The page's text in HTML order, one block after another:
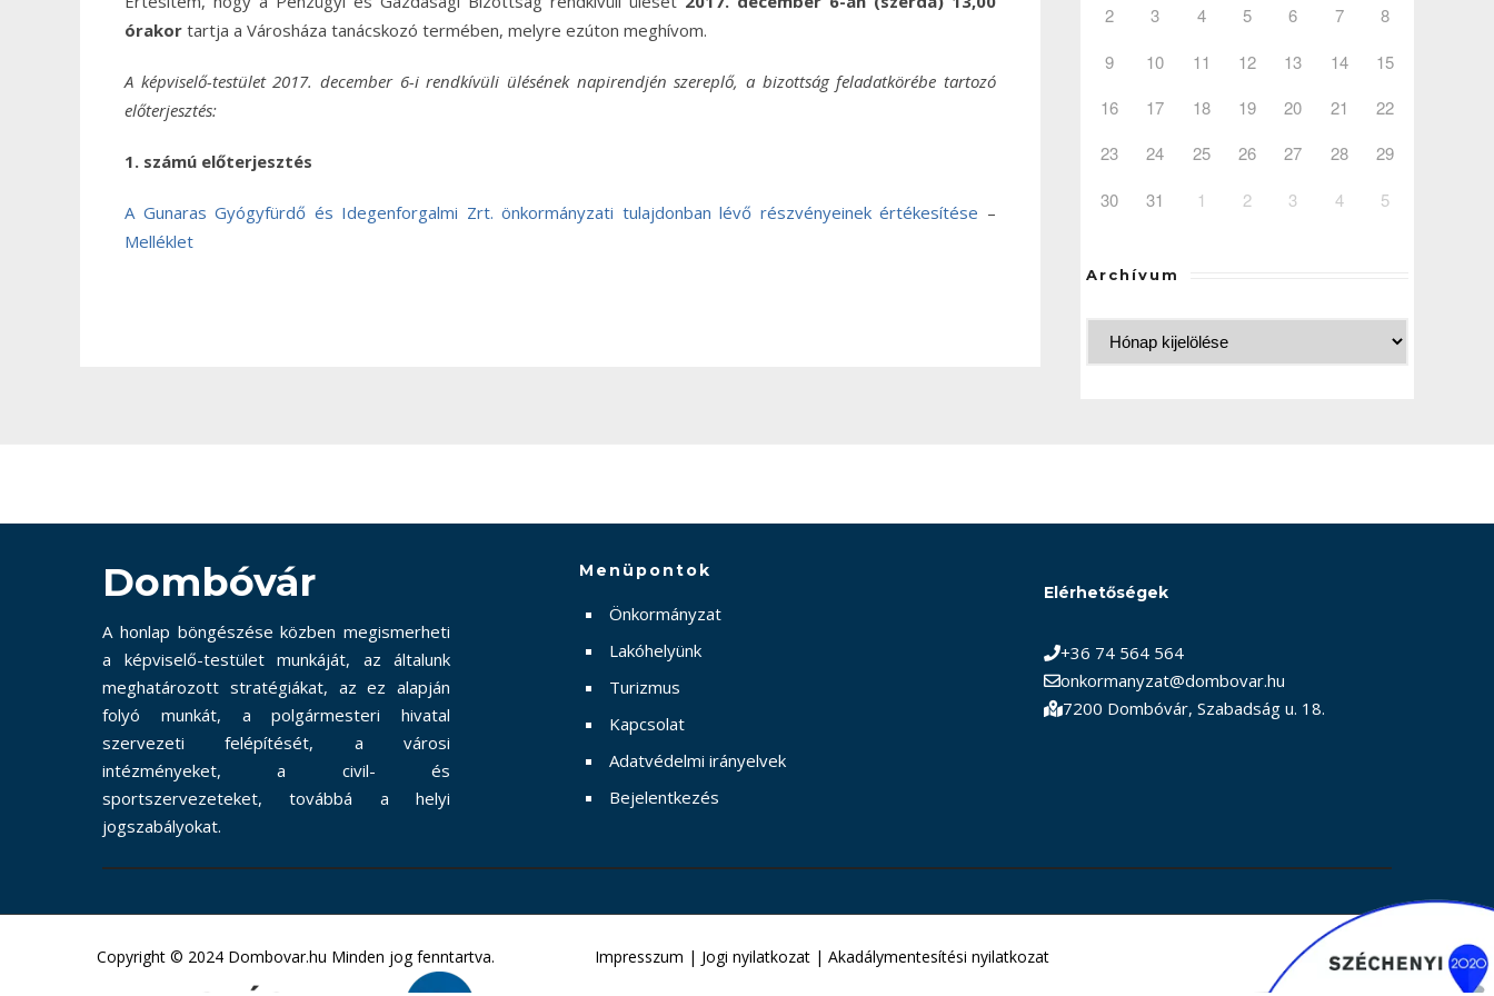
órakor tartja a Városháza tanácskozó termében, melyre ezúton meghívom.
A képviselő-testület 2017. december 6-i rendkívüli ülésének napirendjén szereplő, a bizottság feladatkörébe tartozó
előterjesztés:
1. számú előterjesztés
A Gunaras Gyógyfürdő és Idegenforgalmi Zrt. önkormányzati tulajdonban lévő részvényeinek értékesítése –
Melléklet
2
3 4 5 6 7
8
9
10 11 12 13 14
15
16
17 18 19 20 21
22
23
24 25 26 27 28
29
30
31 1 2 3 4 5
Archívum
Dombóvár
A honlap böngészése közben megismerheti
a képviselő-testület munkáját, az általunk
meghatározott stratégiákat, az ez alapján
folyó munkát, a polgármesteri hivatal
szervezeti felépítését, a városi
intézményeket, a civil- és
sportszervezeteket, továbbá a helyi
jogszabályokat.
Menüpontok
Önkormányzat
Lakóhelyünk
Turizmus
Kapcsolat
Adatvédelmi irányelvek
Bejelentkezés
Elérhetőségek
+36 74 564 564
onkormanyzat@dombovar.hu
7200 Dombóvár, Szabadság u. 18.
Copyright © 2024 Dombovar.hu Minden jog fenntartva. Impresszum | Jogi nyilatkozat | Akadálymentesítési nyilatkozat